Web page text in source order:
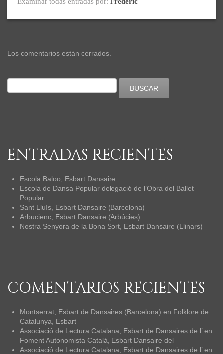
Los comentarios están cerrados.
ENTRADAS RECIENTES
Escola Baloo, Esbart Dansaire
Escola de Dansa Popular delegació de l’Obra del Ballet
Popular
Sant Lluís, Esbart Dansaire (Barcelona)
Arbucienc, Esbart Dansaire (Arbúcies)
Nostra Senyora de la Bona Sort, Esbart Dansaire (Llinars)
COMENTARIOS RECIENTES
Montserrat, Esbart de Dansaires (Barcelona) en Folklore de
Catalunya, Esbart
Associació de Lectura Catalana, Esbart de Dansaires de l’en
Foment Autonomista Català, Esbart Dansaire del
Associació de Lectura Catalana, Esbart de Dansaires de l’en